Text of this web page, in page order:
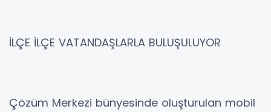
İLÇE İLÇE VATANDAŞLARLA BULUŞULUYOR
Çözüm Merkezi bünyesinde oluşturulan mobil